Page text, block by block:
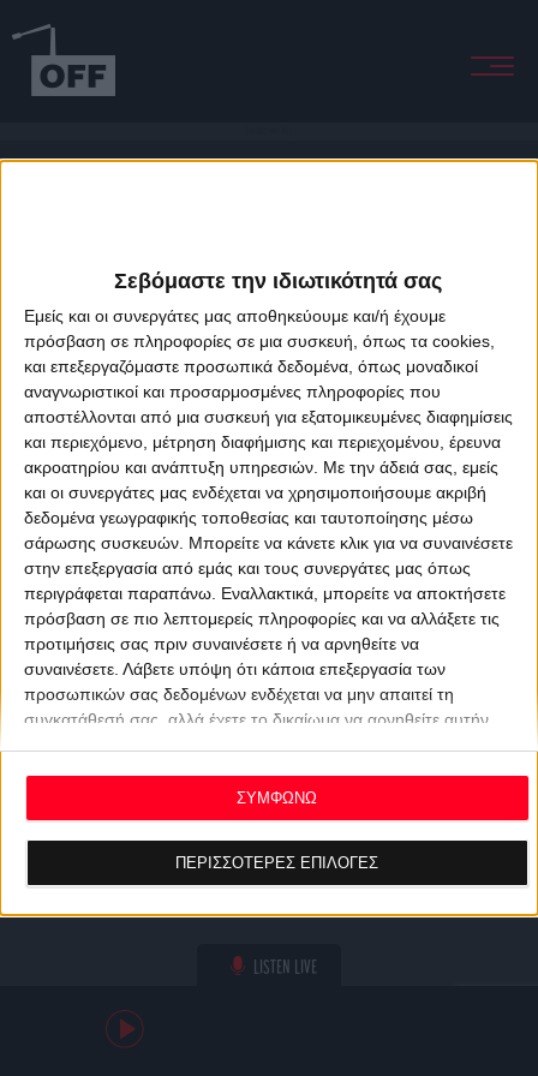
Σεβόμαστε την ιδιωτικότητά σας
Εμείς και οι συνεργάτες μας αποθηκεύουμε και/ή έχουμε
πρόσβαση σε πληροφορίες σε μια συσκευή, όπως τα cookies,
και επεξεργαζόμαστε προσωπικά δεδομένα, όπως μοναδικοί
αναγνωριστικοί και προσαρμοσμένες πληροφορίες που
αποστέλλονται από μια συσκευή για εξατομικευμένες διαφημίσεις
και περιεχόμενο, μέτρηση διαφήμισης και περιεχομένου, έρευνα
ακροατηρίου και ανάπτυξη υπηρεσιών. Με την άδειά σας, εμείς
και οι συνεργάτες μας ενδέχεται να χρησιμοποιήσουμε ακριβή
δεδομένα γεωγραφικής τοποθεσίας και ταυτοποίησης μέσω
σάρωσης συσκευών. Μπορείτε να κάνετε κλικ για να συναινέσετε
στην επεξεργασία από εμάς και τους συνεργάτες μας όπως
περιγράφεται παραπάνω. Εναλλακτικά, μπορείτε να αποκτήσετε
πρόσβαση σε πιο λεπτομερείς πληροφορίες και να αλλάξετε τις
προτιμήσεις σας πριν συναινέσετε ή να αρνηθείτε να
συναινέσετε. Λάβετε υπόψη ότι κάποια επεξεργασία των
προσωπικών σας δεδομένων ενδέχεται να μην απαιτεί τη
συγκατάθεσή σας, αλλά έχετε το δικαίωμα να αρνηθείτε αυτήν
ανακαλέσετε τη συγκατάθεσή σας ανά πάσα στιγμή
επιστρέφοντας σε αυτόν τον ιστότοπο και κάνοντας κλικ στο
κουμπί "Απορρήτου" στο κάτω μέρος της ιστοσελίδας.
ΠΕΡΙΣΣΟΤΕΡΕΣ ΕΠΙΛΟΓΕΣ
ΣΥΜΦΩΝΩ
LISTEN LIVE
About Offradio Business Class Terms & Conditions
Privacy Policy
Designed & developed byporcupine colors&Fotis Alexandrou